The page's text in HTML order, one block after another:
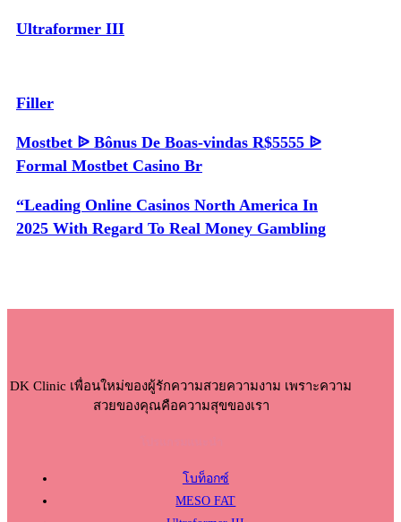
Ultraformer III
Filler
Mostbet ᐉ Bônus De Boas-vindas R$5555 ᐉ
Formal Mostbet Casino Br
“Leading Online Casinos North America In
2025 With Regard To Real Money Gambling
DK Clinic เพื่อนใหม่ของผู้รักความสวยความงาม เพราะความ
สวยของคุณคือความสุขของเรา
โบท็อกซ์
MESO FAT